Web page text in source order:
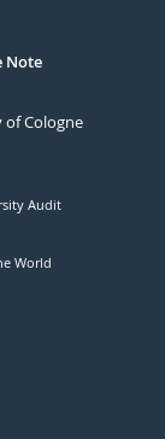
Note
Cologne
Audit
World